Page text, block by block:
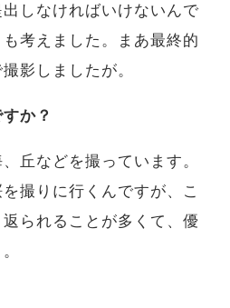
しなければいけないんで
考えました。まあ最終的
影しましたが。
か？
丘などを撮っています。
撮りに行くんですが、こ
られることが多くて、優